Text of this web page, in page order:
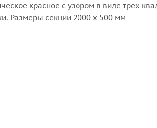
красное с узором в виде трех
Размеры секции 2000 х 500 мм